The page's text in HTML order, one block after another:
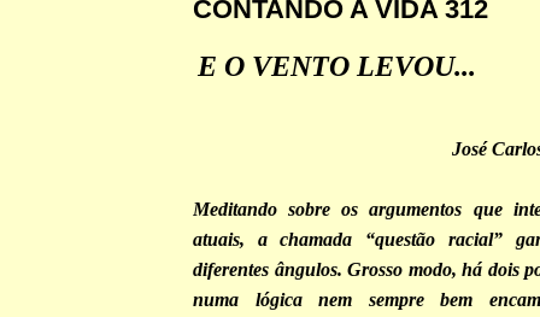
CONTANDO A VIDA 312
E O VENTO LEVOU...
José
Meditando sobre os argumentos que
atuais, a chamada “questão racial”
diferentes ângulos. Grosso modo, há dois
numa lógica nem sempre bem